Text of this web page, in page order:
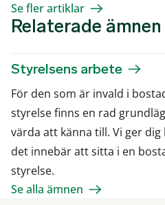
Se fler artiklar
Relaterade ämnen
Styrelsens arbete
För den som är invald i
styrelse finns en rad
värda att känna till. Vi ger
det innebär att sitta i en
styrelse.
Se alla ämnen